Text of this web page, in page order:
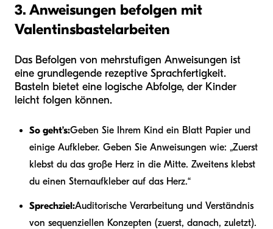
3. Anweisungen befolgen mit
Valentinsbastelarbeiten
Das Befolgen von mehrstufigen Anweisungen ist
eine grundlegende rezeptive Sprachfertigkeit.
Basteln bietet eine logische Abfolge, der Kinder
leicht folgen können.
So geht’s:Geben Sie Ihrem Kind ein Blatt Papier und
einige Aufkleber. Geben Sie Anweisungen wie: „Zuerst
klebst du das große Herz in die Mitte. Zweitens klebst
du einen Sternaufkleber auf das Herz.“
Sprechziel:Auditorische Verarbeitung und Verständnis
von sequenziellen Konzepten (zuerst, danach, zuletzt).